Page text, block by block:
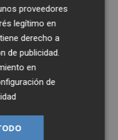
proveedores
legítimo en
derecho a
de publicidad
en
de